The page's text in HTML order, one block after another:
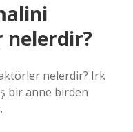
nelerdir? Irk
bir anne birden